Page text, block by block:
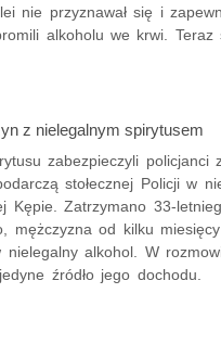
nie przyznawał się i
alkoholu we krwi. Teraz
z nielegalnym spirytusem
zabezpieczyli policjanci
stołecznej Policji w
Kępie. Zatrzymano 33-
mężczyzna od kilku miesięcy
nielegalny alkohol. W
źródło jego dochodu.